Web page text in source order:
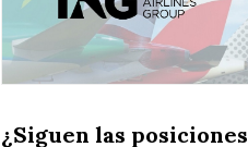
¿Siguen las posiciones